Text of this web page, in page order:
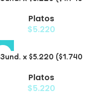
para Mascotas
Texturizado
Platos
$5.220
3und. x $5.220 ($1.740
para Mascotas con
Diseños Estampados
Platos
$5.220